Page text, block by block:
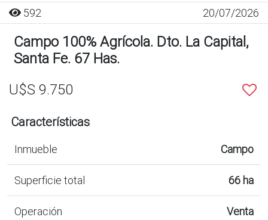
592 20/07/2026
Campo 100% Agrícola. Dto. La Capital,
Santa Fe. 67 Has.
U$S 9.750
Características
Inmueble Campo
Superficie total 66 ha
Operación Venta